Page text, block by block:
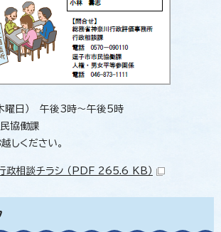
曜日） 午後3時～午後5時
協働課
しください。
政相談チラシ （PDF 265.6 KB）